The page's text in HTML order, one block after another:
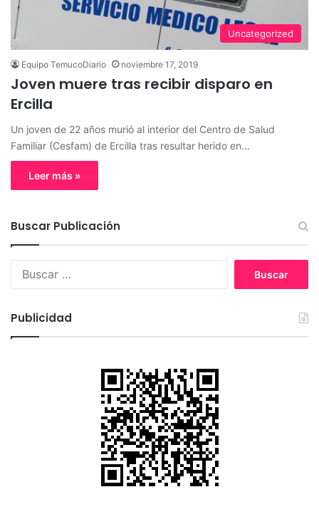
Uncategorized
Equipo TemucoDiario noviembre 17, 2019
Joven muere tras recibir disparo en
Ercilla
Un joven de 22 años murió al interior del Centro de Salud
Familiar (Cesfam) de Ercilla tras resultar herido en…
Leer más »
Buscar Publicación
Publicidad